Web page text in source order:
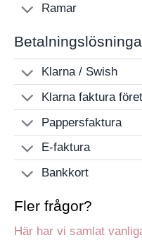
Ramar
Klarna / Swish
Klarna faktura
Pappersfaktura
E-faktura
Bankkort
Fler frågor?
Här har vi samlat